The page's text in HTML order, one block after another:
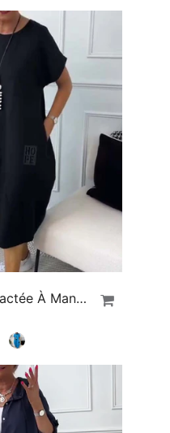
Robe Décontractée À Manches Courtes Et Imprimé Lettre Simple